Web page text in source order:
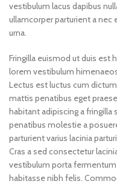
vestibulum lacus dapibus
ullamcorper parturient a nec
urna.
Fringilla euismod ut duis est
lorem vestibulum
Lectus est luctus cum
mattis penatibus eget
habitant adipiscing a
penatibus molestie a
parturient varius lacinia
Cras a sed consectetur
vestibulum porta
habitasse nibh felis.